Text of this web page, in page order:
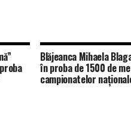
Blăjeanca Mihaela
în proba de 1500 de
campionatelor